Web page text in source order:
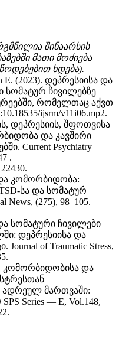
შინაარსის
მათი მოძიება
ხდება).
E. (2023). დეპრესიისა და
ჩივილებზე
რომელთაც აქვთ
ijsrm/v11i06.mp2.
დეპრესიის, შფოთვისა
და კავშირი
. Current Psychiatry
.
.
კომორბიდობა:
სა და სომატურ
News, (275), 98–105.
სომატური ჩივილები
დეპრესიისა და
. Journal of Traumatic Stress,
.
კომორბიდობისა და
მართვაში:
SPS Series — E, Vol.148,
.